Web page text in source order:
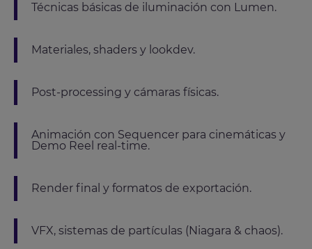
Técnicas básicas de iluminación con Lumen.
Materiales, shaders y lookdev.
Post-processing y cámaras físicas.
Animación con Sequencer para cinemáticas y
Demo Reel real-time.
Render final y formatos de exportación.
VFX, sistemas de partículas (Niagara & chaos).